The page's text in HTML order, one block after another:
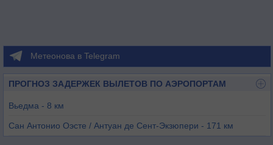
Метеонова в Telegram
ПРОГНОЗ ЗАДЕРЖЕК ВЫЛЕТОВ ПО АЭРОПОРТАМ
Вьедма - 8 км
Сан Антонио Оэсте / Антуан де Сент-Экзюпери - 171 км